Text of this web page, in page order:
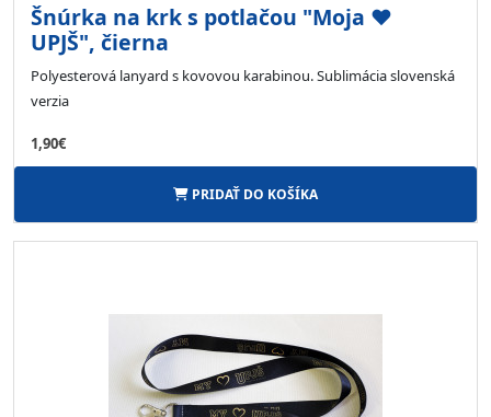
Šnúrka na krk s potlačou "Moja ♥
UPJŠ", čierna
Polyesterová lanyard s kovovou karabinou. Sublimácia slovenská
verzia
1,90€
PRIDAŤ DO KOŠÍKA